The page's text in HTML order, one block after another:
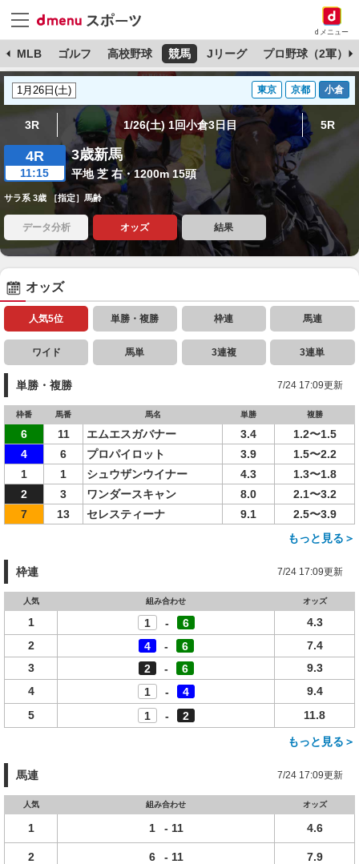
dメニュー
MLB ゴルフ 高校野球 競馬 Jリーグ プロ野球（2軍）
東京 京都 小倉
3R 1/26(土) 1回小倉3日目 5R
4R
11:15
3歳新馬
平地 芝 右・1200m 15頭
サラ系 3歳 ［指定］馬齢
データ分析 オッズ 結果
オッズ
人気5位 単勝・複勝 枠連 馬連
ワイド 馬単 3連複 3連単
単勝・複勝 7/24 17:09更新
枠番 馬番 馬名 単勝 複勝
6 11 エムエスガバナー 3.4
1.2〜1.5
4
6 プロパイロット 3.9
1.5〜2.2
1
1 シュウザンウイナー 4.3
1.3〜1.8
2
3 ワンダースキャン 8.0
2.1〜3.2
7
13 セレスティーナ 9.1
2.5〜3.9
もっと見る＞
枠連 7/24 17:09更新
人気 組み合わせ オッズ
1 1 - 6
4.3
2
4 - 6
7.4
3
2 - 6
9.3
4
1 - 4
9.4
5
1 - 2 11.8
もっと見る＞
馬連 7/24 17:09更新
人気 組み合わせ オッズ
1 1 - 11 4.6
2 6 - 11 7.9